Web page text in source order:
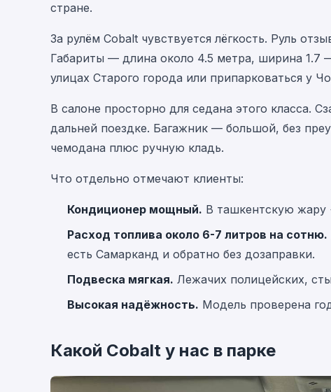
стране.
За рулём Cobalt чувствуется лёгкость. Руль
Габариты — длина около 4.5 метра, ширина 1.7
улицах Старого города или припарковаться у
В салоне просторно для седана этого класса.
дальней поездке. Багажник — большой, без
чемодана плюс ручную кладь.
Что отдельно отмечают клиенты:
Кондиционер мощный. В ташкентскую жару
Расход топлива около 6-7 литров на сотню.
есть Самарканд и обратно без дозаправки.
Подвеска мягкая. Лежачих полицейских,
Высокая надёжность. Модель проверена
Какой Cobalt у нас в парке